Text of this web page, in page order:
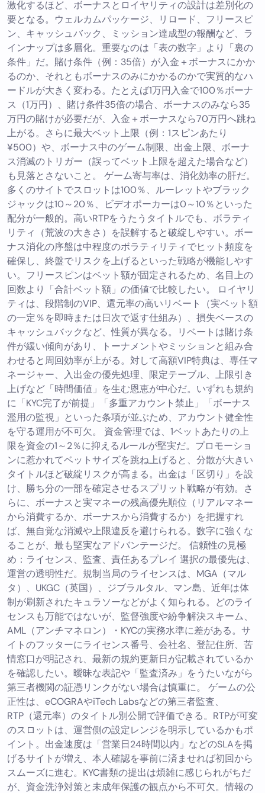
激化するほど、ボーナスとロイヤリティの設計は差別化の
要となる。ウェルカムパッケージ、リロード、フリースピ
ン、キャッシュバック、ミッション達成型の報酬など、ラ
インナップは多層化。重要なのは「表の数字」より「裏の
条件」だ。賭け条件（例：35倍）が入金＋ボーナスにかか
るのか、それともボーナスのみにかかるのかで実質的なハ
ードルが大きく変わる。たとえば1万円入金で100％ボーナ
ス（1万円）、賭け条件35倍の場合、ボーナスのみなら35
万円の賭けが必要だが、入金＋ボーナスなら70万円へ跳ね
上がる。さらに最大ベット上限（例：1スピンあたり
¥500）や、ボーナス中のゲーム制限、出金上限、ボーナ
ス消滅のトリガー（誤ってベット上限を超えた場合など）
も見落とさないこと。 ゲーム寄与率は、消化効率の肝だ。
多くのサイトでスロットは100％、ルーレットやブラック
ジャックは10～20％、ビデオポーカーは0～10％といった
配分が一般的。高いRTPをうたうタイトルでも、ボラティ
リティ（荒波の大きさ）を誤解すると破綻しやすい。ボー
ナス消化の序盤は中程度のボラティリティでヒット頻度を
確保し、終盤でリスクを上げるといった戦略が機能しやす
い。フリースピンはベット額が固定されるため、名目上の
回数より「合計ベット額」の価値で比較したい。 ロイヤリ
ティは、段階制のVIP、還元率の高いリベート（実ベット額
の一定％を即時または日次で返す仕組み）、損失ベースの
キャッシュバックなど、性質が異なる。リベートは賭け条
件が緩い傾向があり、トーナメントやミッションと組み合
わせると周回効率が上がる。対して高額VIP特典は、専任マ
ネージャー、入出金の優先処理、限定テーブル、上限引き
上げなど「時間価値」を生む恩恵が中心だ。いずれも規約
に「KYC完了が前提」「多重アカウント禁止」「ボーナス
濫用の監視」といった条項が並ぶため、アカウント健全性
を守る運用が不可欠。 資金管理では、1ベットあたりの上
限を資金の1～2％に抑えるルールが堅実だ。プロモーショ
ンに惹かれてベットサイズを跳ね上げると、分散が大きい
タイトルほど破綻リスクが高まる。出金は「区切り」を設
け、勝ち分の一部を確定させるスプリット戦略が有効。さ
らに、ボーナスと実マネーの残高優先順位（リアルマネー
から消費するか、ボーナスから消費するか）を把握すれ
ば、無自覚な消滅や上限違反を避けられる。数字に強くな
ることが、最も堅実なアドバンテージだ。 信頼性の見極
め：ライセンス、監査、責任あるプレイ 選択の最優先は、
運営の透明性だ。規制当局のライセンスは、MGA（マル
タ）、UKGC（英国）、ジブラルタル、マン島、近年は体
制が刷新されたキュラソーなどがよく知られる。どのライ
センスも万能ではないが、監督強度や紛争解決スキーム、
AML（アンチマネロン）・KYCの実務水準に差がある。サ
イトのフッターにライセンス番号、会社名、登記住所、苦
情窓口が明記され、最新の規約更新日が記載されているか
を確認したい。曖昧な表記や「監査済み」をうたいながら
第三者機関の証憑リンクがない場合は慎重に。 ゲームの公
正性は、eCOGRAやiTech Labsなどの第三者監査、
RTP（還元率）のタイトル別公開で評価できる。RTPが可変
のスロットは、運営側の設定レンジを明示しているかもポ
イント。出金速度は「営業日24時間以内」などのSLAを掲
げるサイトが増え、本人確認を事前に済ませれば初回から
スムーズに進む。KYC書類の提出は煩雑に感じられがちだ
が、資金洗浄対策と未成年保護の観点から不可欠。情報の